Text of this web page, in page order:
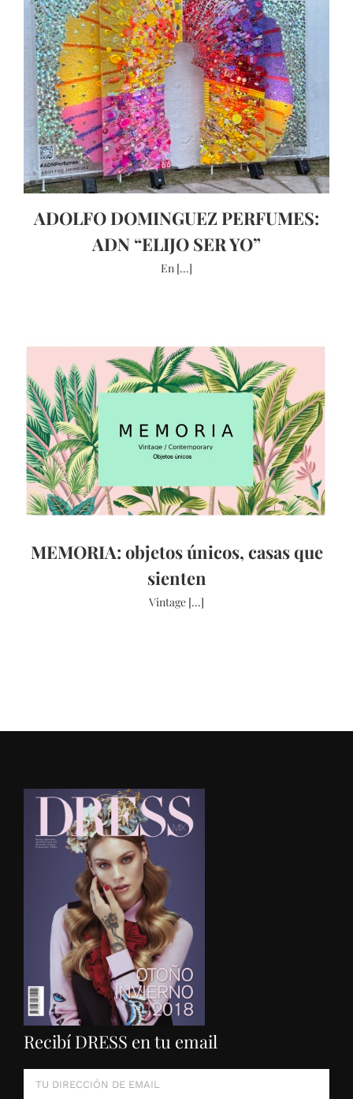
ADOLFO DOMINGUEZ PERFUMES:
ADN “ELIJO SER YO”
En [...]
MEMORIA: objetos únicos, casas que
sienten
Vintage [...]
Recibí DRESS en tu email